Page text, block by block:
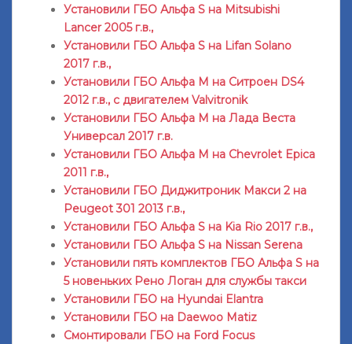
Установили ГБО Альфа S на Mitsubishi
Lancer 2005 г.в.,
Установили ГБО Альфа S на Lifan Solano
2017 г.в.,
Установили ГБО Альфа М на Ситроен DS4
2012 г.в., с двигателем Valvitronik
Установили ГБО Альфа М на Лада Веста
Универсал 2017 г.в.
Установили ГБО Альфа М на Chevrolet Epica
2011 г.в.,
Установили ГБО Диджитроник Макси 2 на
Peugeot 301 2013 г.в.,
Установили ГБО Альфа S на Kia Rio 2017 г.в.,
Установили ГБО Альфа S на Nissan Serena
Установили пять комплектов ГБО Альфа S на
5 новеньких Рено Логан для службы такси
Установили ГБО на Hyundai Elantra
Установили ГБО на Daewoo Matiz
Смонтировали ГБО на Ford Focus